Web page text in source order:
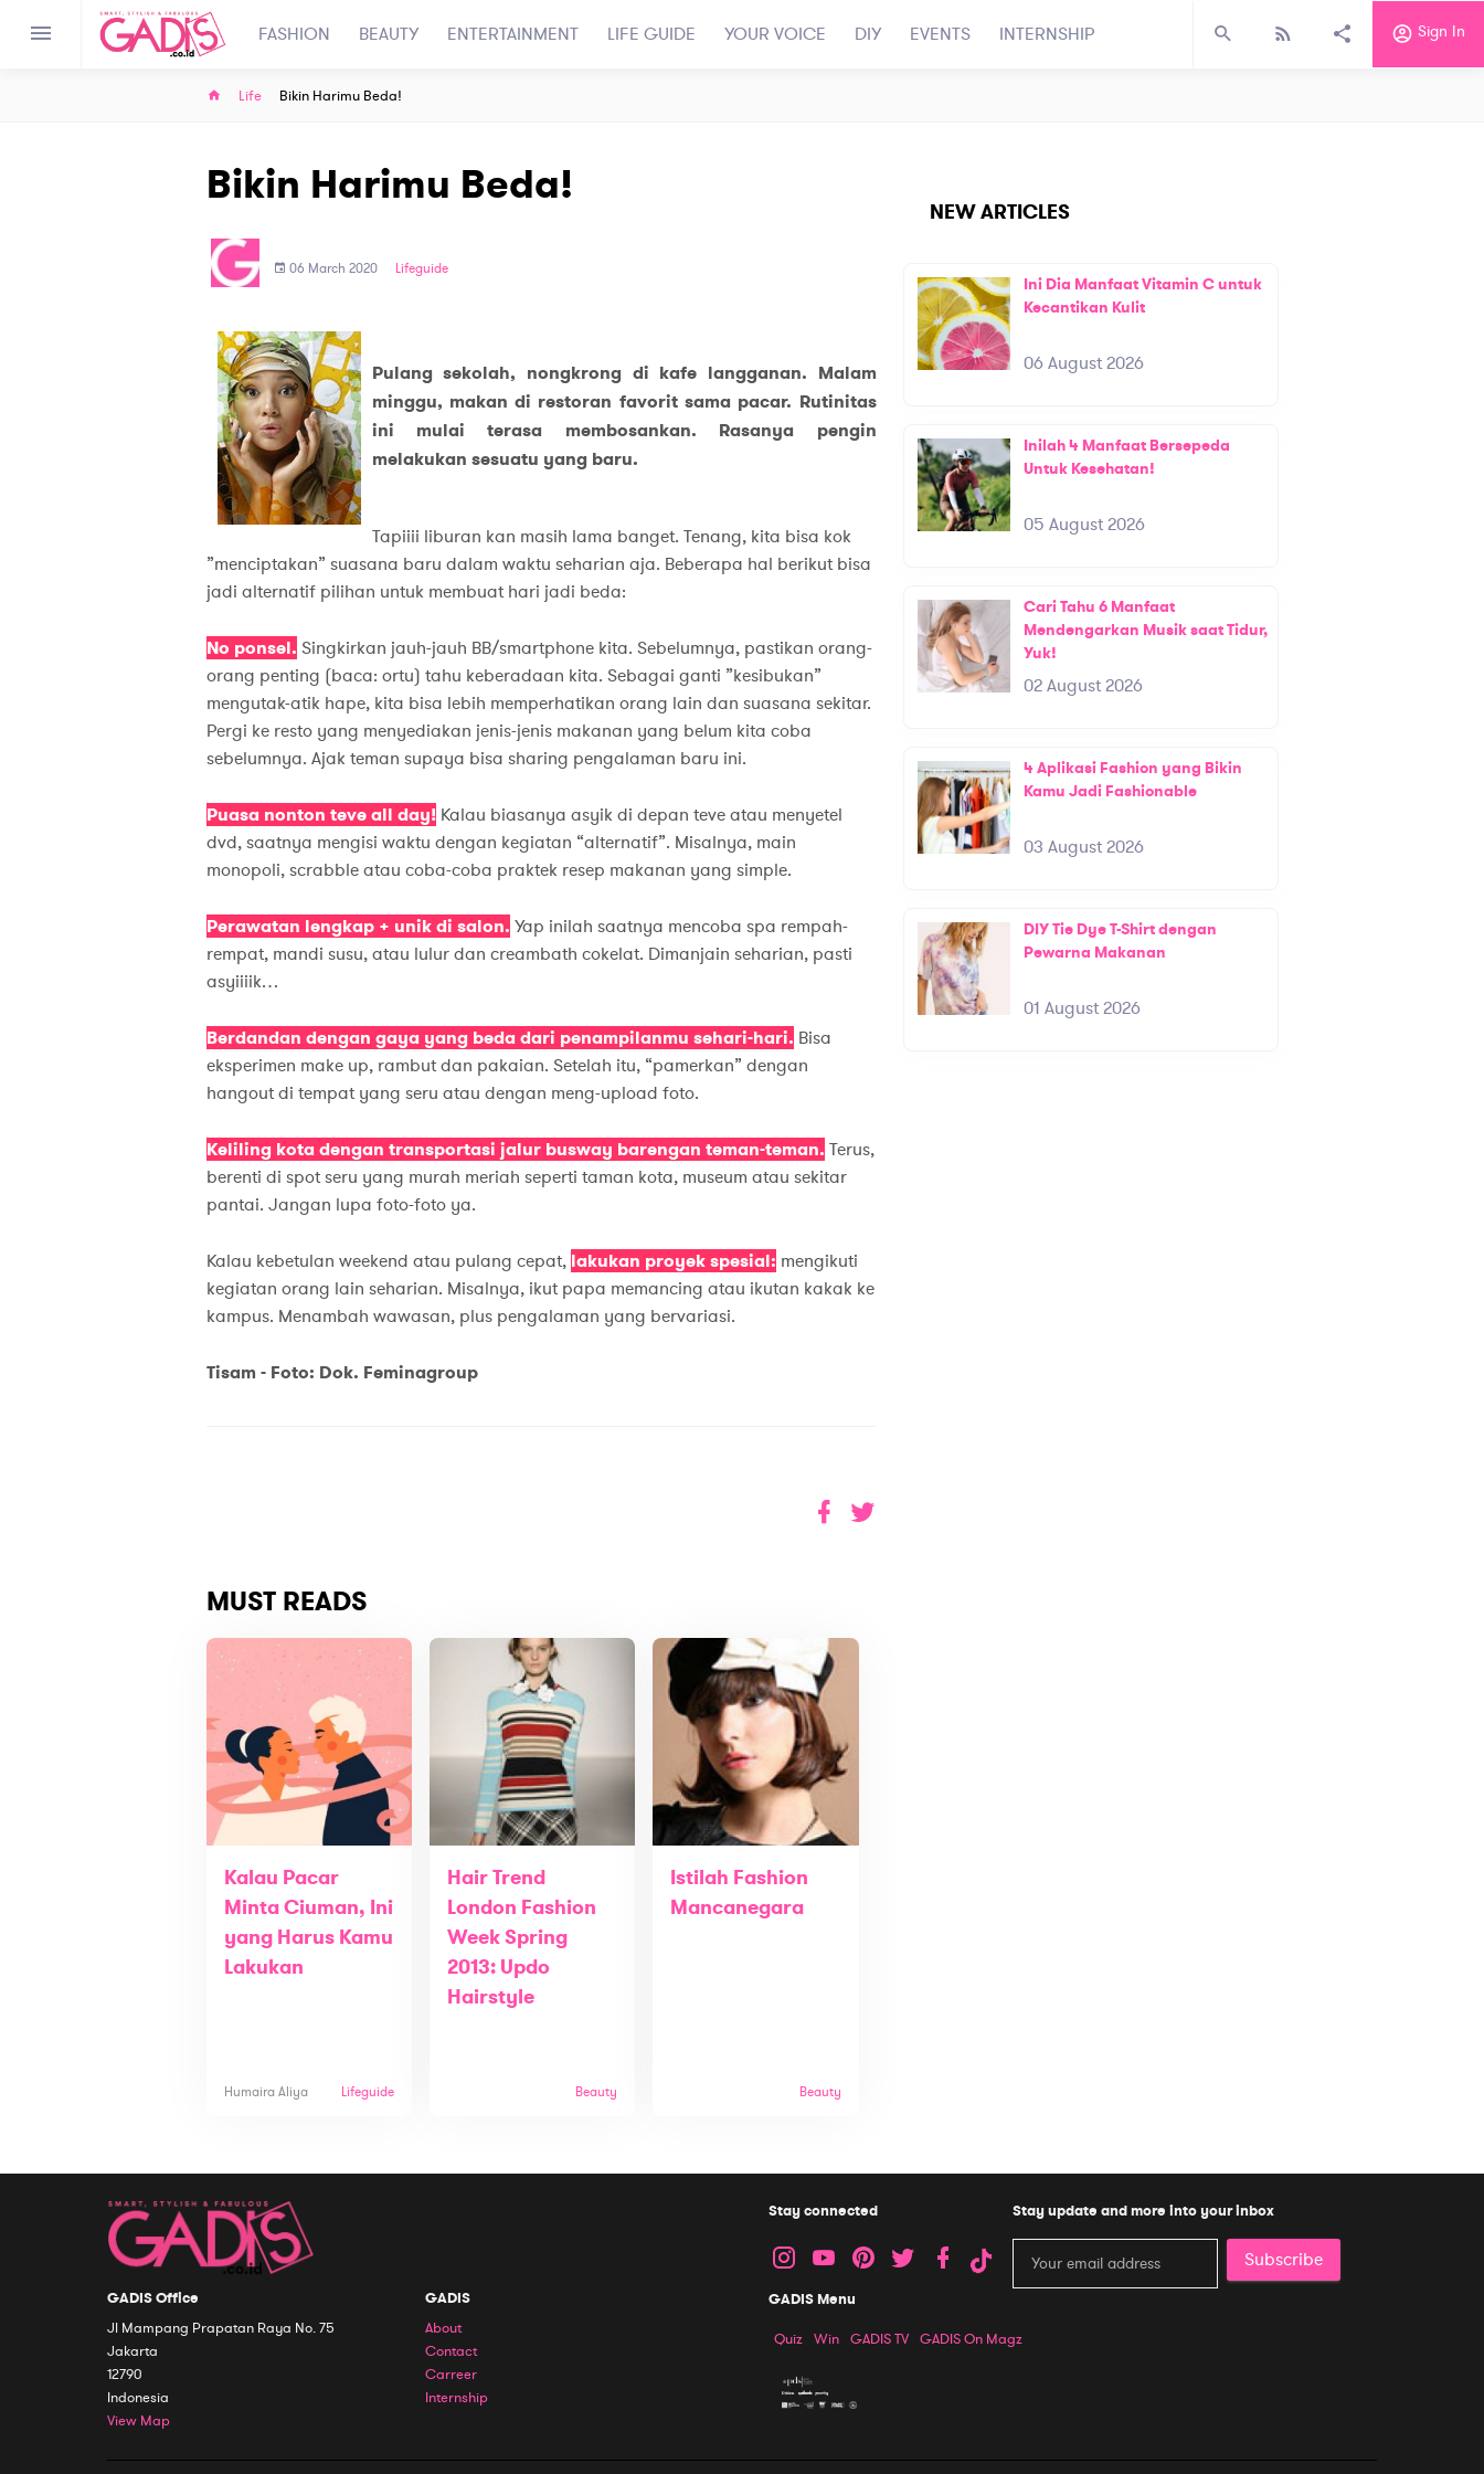
FASHION BEAUTY ENTERTAINMENT LIFE GUIDE YOUR VOICE DIY EVENTS INTERNSHIP Sign In
Life Bikin Harimu Beda!
Bikin Harimu Beda!
06 March 2020 Lifeguide
Pulang sekolah, nongkrong di kafe langganan. Malam
minggu, makan di restoran favorit sama pacar. Rutinitas
ini mulai terasa membosankan. Rasanya pengin
melakukan sesuatu yang baru.
Tapiiii liburan kan masih lama banget. Tenang, kita bisa kok
”menciptakan” suasana baru dalam waktu seharian aja. Beberapa hal berikut bisa
jadi alternatif pilihan untuk membuat hari jadi beda:
No ponsel. Singkirkan jauh-jauh BB/smartphone kita. Sebelumnya, pastikan orang-
orang penting (baca: ortu) tahu keberadaan kita. Sebagai ganti ”kesibukan”
mengutak-atik hape, kita bisa lebih memperhatikan orang lain dan suasana sekitar.
Pergi ke resto yang menyediakan jenis-jenis makanan yang belum kita coba
sebelumnya. Ajak teman supaya bisa sharing pengalaman baru ini.
Puasa nonton teve all day!Kalau biasanya asyik di depan teve atau menyetel
dvd, saatnya mengisi waktu dengan kegiatan “alternatif”. Misalnya, main
monopoli, scrabble atau coba-coba praktek resep makanan yang simple.
Perawatan lengkap + unik di salon. Yap inilah saatnya mencoba spa rempah-
rempat, mandi susu, atau lulur dan creambath cokelat. Dimanjain seharian, pasti
asyiiiik…
Berdandan dengan gaya yang beda dari penampilanmu sehari-hari. Bisa
eksperimen make up, rambut dan pakaian. Setelah itu, “pamerkan” dengan
hangout di tempat yang seru atau dengan meng-upload foto.
Keliling kota dengan transportasi jalur busway barengan teman-teman. Terus,
berenti di spot seru yang murah meriah seperti taman kota, museum atau sekitar
pantai. Jangan lupa foto-foto ya.
Kalau kebetulan weekend atau pulang cepat, lakukan proyek spesial: mengikuti
kegiatan orang lain seharian. Misalnya, ikut papa memancing atau ikutan kakak ke
kampus. Menambah wawasan, plus pengalaman yang bervariasi.
Tisam - Foto: Dok. Feminagroup
MUST READS
Kalau Pacar
Minta Ciuman, Ini
yang Harus Kamu
Lakukan
Humaira Aliya Lifeguide
Hair Trend
London Fashion
Week Spring
2013: Updo
Hairstyle
Beauty
Istilah Fashion
Mancanegara
Beauty
NEW ARTICLES
Ini Dia Manfaat Vitamin C untuk
Kecantikan Kulit
06 August 2026
Inilah 4 Manfaat Bersepeda
Untuk Kesehatan!
05 August 2026
Cari Tahu 6 Manfaat
Mendengarkan Musik saat Tidur,
Yuk!
02 August 2026
4 Aplikasi Fashion yang Bikin
Kamu Jadi Fashionable
03 August 2026
DIY Tie Dye T-Shirt dengan
Pewarna Makanan
01 August 2026
GADIS Office
Jl Mampang Prapatan Raya No. 75
Jakarta
12790
Indonesia
View Map
GADIS
About
Contact
Carreer
Internship
Stay connected Stay update and more into your inbox
Subscribe
GADIS Menu
Quiz Win GADIS TV GADIS On Magz